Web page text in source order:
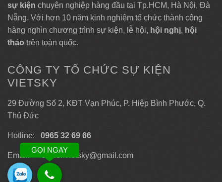
sự kiện chuyên nghiệp hàng đầu tại Tp.HCM, Hà Nội, Đà
Nẵng. Với hơn 10 năm kinh nghiệm tổ chức thành công
hàng nghìn chương trình sự kiện, lễ hội, hội nghị, hội
thảo trên toàn quốc.
CÔNG TY TỔ CHỨC SỰ KIỆN
VIETSKY
29 Đường Số 2, KĐT Vạn Phúc, P. Hiệp Bình Phước, Q.
Thủ Đức
Hotline: 0965 32 69 66
Email: sukienvietsky@gmail.com
GỌI NGAY